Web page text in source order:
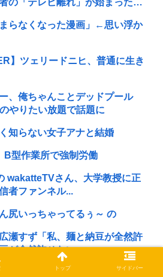
の「テレビ離れ」が始まった…
らなくなった漫画」←思い浮か
】ツェリードニヒ、普通に生き
、俺ちゃんことデッドプール
やりたい放題で話題に
知らない女子アナと結婚
B型作業所で強制労働
wakatteTVさん、大学教授に正
者ファンネル...
尻いっちゃってるぅ～ の
瀬すず「私、麺と納豆が全然許
が全然許せない 」
暴行死で無期懲役判決に 「若年
トップ サイドバー